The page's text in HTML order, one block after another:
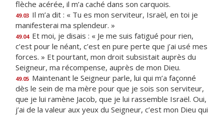
flèche acérée, il m’a caché dans son carquois.
49.03 Il m’a dit : « Tu es mon serviteur, Israël, en toi je
manifesterai ma splendeur. »
49.04 Et moi, je disais : « Je me suis fatigué pour rien,
c’est pour le néant, c’est en pure perte que j’ai usé mes
forces. » Et pourtant, mon droit subsistait auprès du
Seigneur, ma récompense, auprès de mon Dieu.
49.05 Maintenant le Seigneur parle, lui qui m’a façonné
dès le sein de ma mère pour que je sois son serviteur,
que je lui ramène Jacob, que je lui rassemble Israël. Oui,
j’ai de la valeur aux yeux du Seigneur, c’est mon Dieu qui